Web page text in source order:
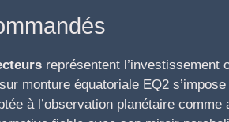
représentent l’investissement
monture équatoriale EQ2
à l’observation planétaire comme